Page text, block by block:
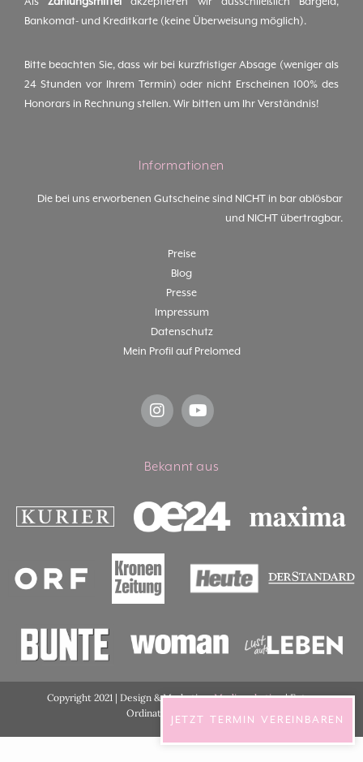
Bankomat- und Kreditkarte (keine Überweisung möglich).
Bitte beachten Sie, dass wir bei kurzfristiger Absage (weniger als
24 Stunden vor Ihrem Termin) oder nicht Erscheinen 100% des
Honorars in Rechnung stellen. Wir bitten um Ihr Verständnis!
Informationen
Die bei uns erworbenen Gutscheine sind NICHT in bar ablösbar
und NICHT übertragbar.
Preise
Blog
Presse
Impressum
Datenschutz
Mein Profil auf Prelomed
Bekannt aus
Copyright 2021 | Design & Marketing:Medimarketing| Fotos
Ordination:ViennaShots
JETZT TERMIN VEREINBAREN